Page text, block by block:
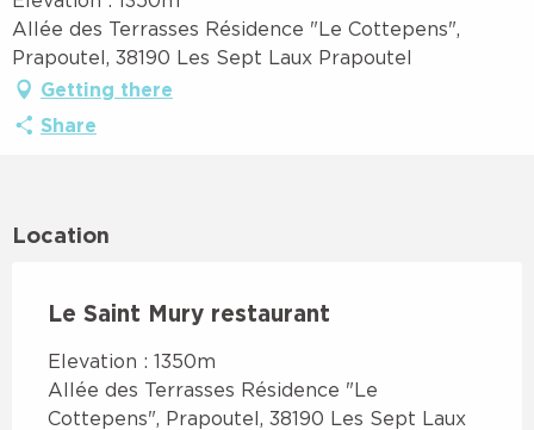
Allée des Terrasses Résidence "Le Cottepens",
Prapoutel, 38190 Les Sept Laux Prapoutel
Getting there
Share
Location
Le Saint Mury restaurant
Elevation : 1350m
Allée des Terrasses Résidence "Le
Cottepens", Prapoutel, 38190 Les Sept Laux